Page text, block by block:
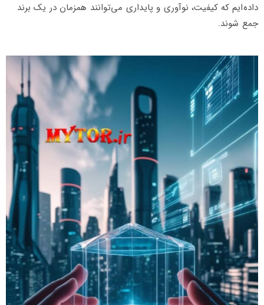
داده‌ایم که کیفیت، نوآوری و پایداری می‌توانند همزمان در یک برند
جمع شوند.